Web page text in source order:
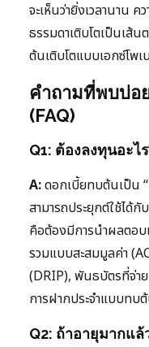
จะเห็นว่ายิ่งเวลานาน
ธรรมดาเติบโตเป็นเส้
ต้นเติบโตแบบเอกซ์โพ
คำถามที่พบบ่อ
(FAQ)
Q1: ต้องลงทุนอะไ
A:ดอกเบี้ยทบต้นเป็น
สามารถประยุกต์ใช้ได้
คือต้องมีการนำผลตอ
รวมแบบสะสมมูลค่า
(DRIP), พันธบัตรที่จ่า
การฝากประจำแบบทบ
Q2: ถ้าอายุมากแล้